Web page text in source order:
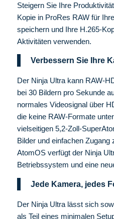
Steigern Sie Ihre
Kopie in ProRes RAW für
speichern und Ihre H.265-
Aktivitäten verwenden.
Verbessern Sie Ihre
Der Ninja Ultra kann RAW-
bei 30 Bildern pro Sekunde
normales Videosignal über
die keine RAW-Formate
vielseitigen 5,2-Zoll-
Bilder und einfachen Zugang
AtomOS verfügt der Ninja
Betriebssystem und eine
Jede Kamera, jedes
Der Ninja Ultra lässt sich
als Teil eines minimalen